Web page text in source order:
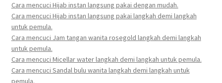
Cara mencuci Hijab instan langsung pakai dengan mudah.
Cara mencuci Hijab instan langsung pakai langkah demi langkah
untuk pemula.
Cara mencuci Jam tangan wanita rosegold langkah demi langkah
untuk pemula.
Cara mencuci Micellar water langkah demi langkah untuk pemula.
Cara mencuci Sandal bulu wanita langkah demi langkah untuk
pemula.